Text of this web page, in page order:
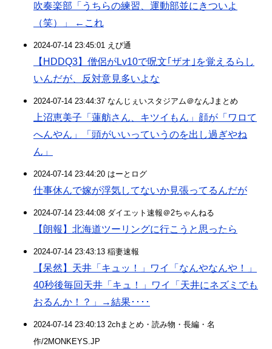
吹奏楽部「うちらの練習、運動部並にきついよ
（笑）」 ←これ
2024-07-14 23:45:01 えび通
【HDDQ3】僧侶がLv10で呪文｢ザオ｣を覚えるらし
いんだが、反対意見多いよな
2024-07-14 23:44:37 なんじぇいスタジアム＠なんJまとめ
上沼恵美子「蓮舫さん、キツイもん」顔が「ワロて
へんやん」「頭がいいっていうのを出し過ぎやね
ん」
2024-07-14 23:44:20 はーとログ
仕事休んで嫁が浮気してないか見張ってるんだが
2024-07-14 23:44:08 ダイエット速報＠2ちゃんねる
【朗報】北海道ツーリングに行こうと思ったら
2024-07-14 23:43:13 稲妻速報
【呆然】天井「キュッ！」ワイ「なんやなんや！」
40秒後毎回天井「キュ！」ワイ「天井にネズミでも
おるんか！？」→結果････
2024-07-14 23:40:13 2chまとめ・読み物・長編・名
作/2MONKEYS.JP